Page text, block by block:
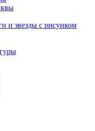
и звезды с рисунком